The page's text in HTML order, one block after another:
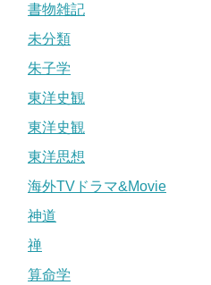
書物雑記
未分類
朱子学
東洋史観
東洋史観
東洋思想
海外TVドラマ&Movie
神道
禅
算命学